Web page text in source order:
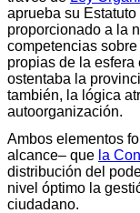
aprueba su
proporcionado a la
competencias
propias de la esfera
ostentaba la
también, la lógica
autoorganización.
Ambos elementos
alcance– que la
distribución del
nivel óptimo la
ciudadano.